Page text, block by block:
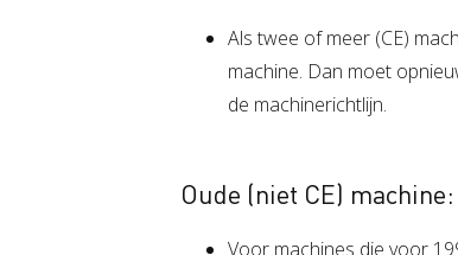
Als twee of meer (CE)
machine. Dan moet
de machinerichtlijn.
Oude (niet CE) machine:
Voor machines die voor